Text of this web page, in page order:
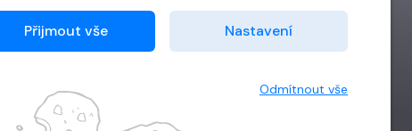
Přijmout vše Nastavení
Odmítnout vše